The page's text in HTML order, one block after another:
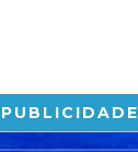
PUBLICIDADE